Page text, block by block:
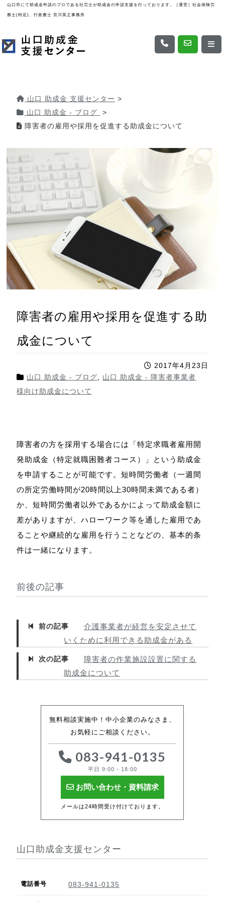
山口市にて助成金申請のプロである社労士が助成金の申請支援を行っております。［運営］社会保険労
務士(特定)、行政書士 宮川英之事務所
山口 助成金 支援センター >
山口 助成金 - ブログ
>
障害者の雇用や採用を促進する助成金について
障害者の雇用や採用を促進する助
成金について
2017年4月23日
山口 助成金 - ブログ
山口 助成金 - 障害者事業者
様向け助成金について
障害者の方を採用する場合には「特定求職者雇用開
発助成金（特定就職困難者コース）」という助成金
を申請することが可能です。短時間労働者（一週間
の所定労働時間が20時間以上30時間未満である者）
か、短時間労働者以外であるかによって助成金額に
差がありますが、ハローワーク等を通した雇用であ
ることや継続的な雇用を行うことなどの、基本的条
件は一緒になります。
前後の記事
前の記事
介護事業者が経営を安定させて
いくために利用できる助成金がある
次の記事
障害者の作業施設設置に関する
助成金について
無料相談実施中！中小企業のみなさま、
お気軽にご相談ください。
083-941-0135
平日 9:00 - 18:00
お問い合わせ・資料請求
メールは24時間受け付けております。
山口助成金支援センター
電話番号 083-941-0135